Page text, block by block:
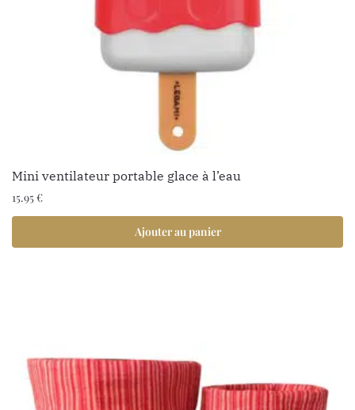
Mini ventilateur portable glace à l’eau
15.95€
Ajouter au panier